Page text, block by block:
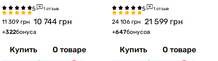
1 отзыв
11 309 грн 10 744 грн
+322бонуса
Купить О товаре
1 отзыв
24 106 грн 21 599 грн
+647бонусов
Купить О товаре